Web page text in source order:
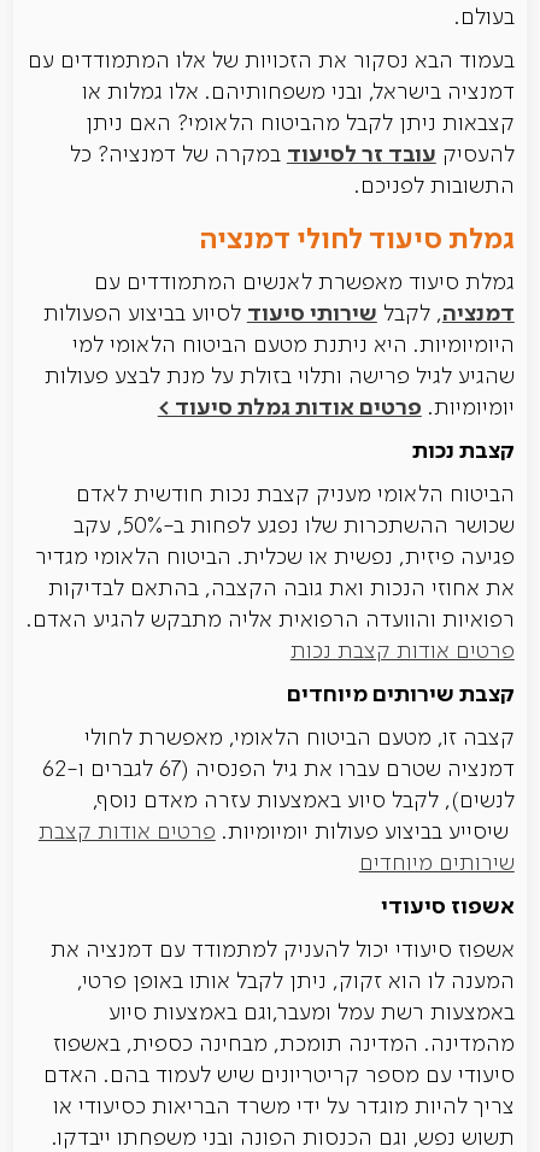
בעולם.
בעמוד הבא נסקור את הזכויות של אלו המתמודדים עם
דמנציה בישראל, ובני משפחותיהם. אלו גמלות או
קצבאות ניתן לקבל מהביטוח הלאומי? האם ניתן
להעסיק עובד זר לסיעוד במקרה של דמנציה? כל
התשובות לפניכם.
גמלת סיעוד לחולי דמנציה
גמלת סיעוד מאפשרת לאנשים המתמודדים עם
דמנציה, לקבל שירותי סיעוד לסיוע בביצוע הפעולות
היומיומיות. היא ניתנת מטעם הביטוח הלאומי למי
שהגיע לגיל פרישה ותלוי בזולת על מנת לבצע פעולות
יומיומיות. פרטים אודות גמלת סיעוד >
קצבת נכות
הביטוח הלאומי מעניק קצבת נכות חודשית לאדם
שכושר ההשתכרות שלו נפגע לפחות ב-50%, עקב
פגיעה פיזית, נפשית או שכלית. הביטוח הלאומי מגדיר
את אחוזי הנכות ואת גובה הקצבה, בהתאם לבדיקות
רפואיות והוועדה הרפואית אליה מתבקש להגיע האדם.
פרטים אודות קצבת נכות
קצבת שירותים מיוחדים
קצבה זו, מטעם הביטוח הלאומי, מאפשרת לחולי
דמנציה שטרם עברו את גיל הפנסיה (67 לגברים ו-62
לנשים), לקבל סיוע באמצעות עזרה מאדם נוסף,
שיסייע בביצוע פעולות יומיומיות. פרטים אודות קצבת
שירותים מיוחדים
אשפוז סיעודי
אשפוז סיעודי יכול להעניק למתמודד עם דמנציה את
המענה לו הוא זקוק, ניתן לקבל אותו באופן פרטי,
באמצעות רשת עמל ומעבר,וגם באמצעות סיוע
מהמדינה. המדינה תומכת, מבחינה כספית, באשפוז
סיעודי עם מספר קריטריונים שיש לעמוד בהם. האדם
צריך להיות מוגדר על ידי משרד הבריאות כסיעודי או
תשוש נפש, וגם הכנסות הפונה ובני משפחתו ייבדקו.